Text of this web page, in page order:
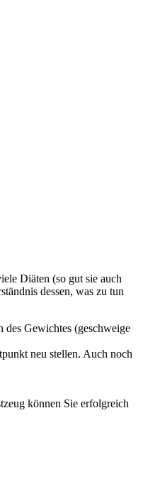
Diäten (so gut sie auch
dessen, was zu tun
des Gewichtes (geschweige
neu stellen. Auch noch
können Sie erfolgreich